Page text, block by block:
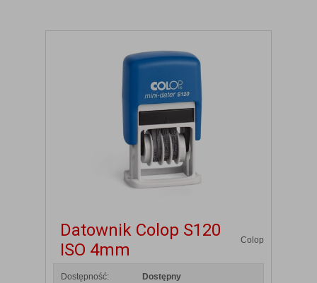
Datownik Colop S120
ISO 4mm
Colop
Dostępność:
Dostępny